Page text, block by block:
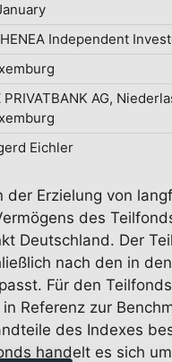
Independent
PRIVATBANK AG,
Eichler
Erzielung von
des
Deutschland. Der
nach den in
Für den
Referenz zur
des Indexes
handelt es sich